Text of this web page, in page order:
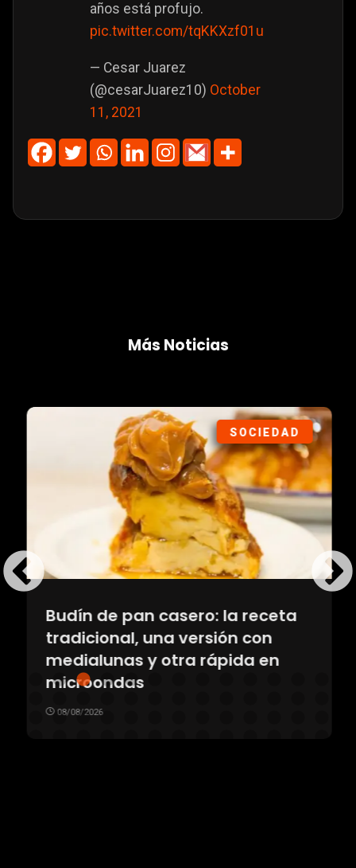
años está profujo.
pic.twitter.com/tqKKXzf01u
— Cesar Juarez
(@cesarJuarez10) October
11, 2021
Más Noticias
SOCIEDAD
Budín de pan casero: la receta
tradicional, una versión con
medialunas y otra rápida en
microondas
08/08/2026